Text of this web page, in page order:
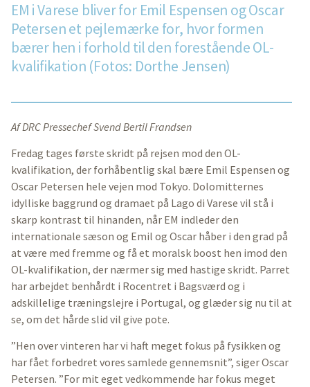
EM i Varese bliver for Emil Espensen og Oscar
Petersen et pejlemærke for, hvor formen
bærer hen i forhold til den forestående OL-
kvalifikation (Fotos: Dorthe Jensen)
Af DRC Pressechef Svend Bertil Frandsen
Fredag tages første skridt på rejsen mod den OL-
kvalifikation, der forhåbentlig skal bære Emil Espensen og
Oscar Petersen hele vejen mod Tokyo. Dolomitternes
idylliske baggrund og dramaet på Lago di Varese vil stå i
skarp kontrast til hinanden, når EM indleder den
internationale sæson og Emil og Oscar håber i den grad på
at være med fremme og få et moralsk boost hen imod den
OL-kvalifikation, der nærmer sig med hastige skridt. Parret
har arbejdet benhårdt i Rocentret i Bagsværd og i
adskillelige træningslejre i Portugal, og glæder sig nu til at
se, om det hårde slid vil give pote.
”Hen over vinteren har vi haft meget fokus på fysikken og
har fået forbedret vores samlede gennemsnit”, siger Oscar
Petersen. ”For mit eget vedkommende har fokus meget